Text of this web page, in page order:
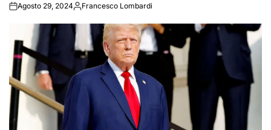
onAgosto 29, 2024Posted
Francesco Lombardi